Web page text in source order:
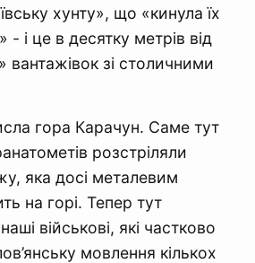
хунту», що «кинула їх
і це в десятку метрів від
вантажівок зі столичними
гора Карачун. Саме тут
розстріляли
яка досі металевим
на горі. Тепер тут
військові, які частково
мовлення кількох